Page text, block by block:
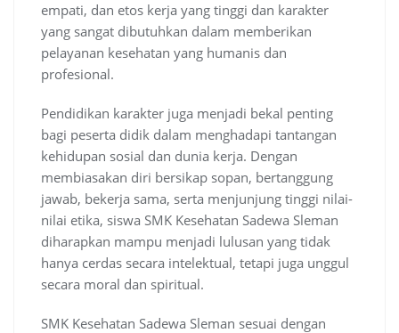
empati, dan etos kerja yang tinggi dan karakter
yang sangat dibutuhkan dalam memberikan
pelayanan kesehatan yang humanis dan
profesional.
Pendidikan karakter juga menjadi bekal penting
bagi peserta didik dalam menghadapi tantangan
kehidupan sosial dan dunia kerja. Dengan
membiasakan diri bersikap sopan, bertanggung
jawab, bekerja sama, serta menjunjung tinggi nilai-
nilai etika, siswa SMK Kesehatan Sadewa Sleman
diharapkan mampu menjadi lulusan yang tidak
hanya cerdas secara intelektual, tetapi juga unggul
secara moral dan spiritual.
SMK Kesehatan Sadewa Sleman sesuai dengan